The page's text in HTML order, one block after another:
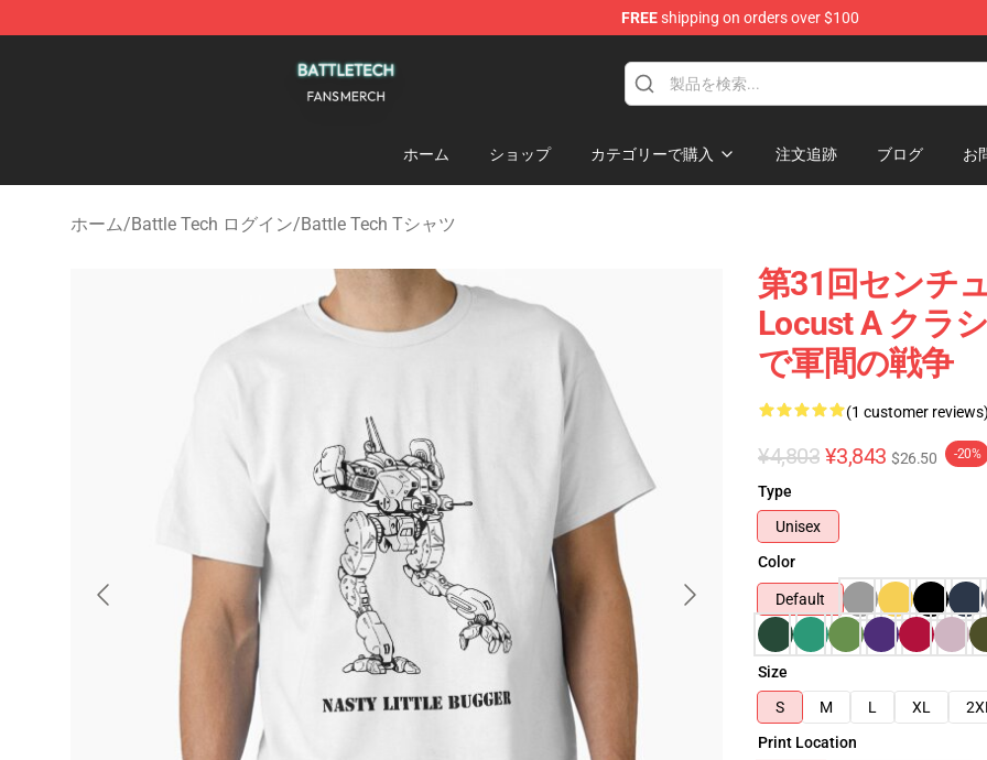
FREEshipping on orders over $100
ホーム ショップ カテゴリーで購入 注文追跡 ブログ お
ホーム/Battle Tech ログイン/Battle Tech Tシャツ
第31回センチ
Locust A クラ
で軍間の戦争
(1 customer reviews)
¥4,803 ¥3,843 $26.50 -20%
Type
Unisex
Color
Default
Size
S
M L XL 2XL
Print Location